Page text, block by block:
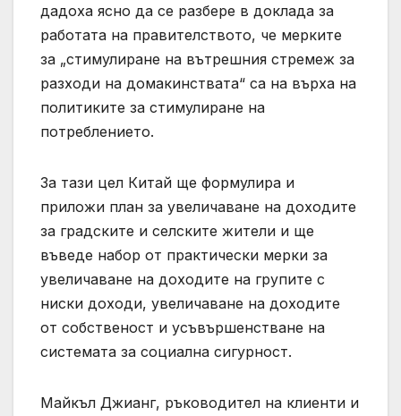
дадоха ясно да се разбере в доклада за
работата на правителството, че мерките
за „стимулиране на вътрешния стремеж за
разходи на домакинствата“ са на върха на
политиките за стимулиране на
потреблението.
За тази цел Китай ще формулира и
приложи план за увеличаване на доходите
за градските и селските жители и ще
въведе набор от практически мерки за
увеличаване на доходите на групите с
ниски доходи, увеличаване на доходите
от собственост и усъвършенстване на
системата за социална сигурност.
Майкъл Джианг, ръководител на клиенти и